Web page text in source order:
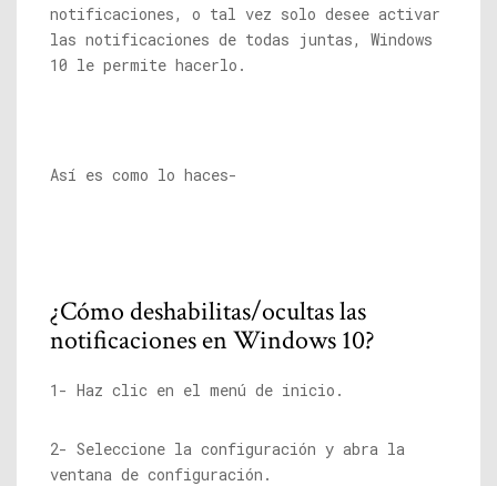
notificaciones, o tal vez solo desee activar
las notificaciones de todas juntas, Windows
10 le permite hacerlo.
Así es como lo haces-
¿Cómo deshabilitas/ocultas las
notificaciones en Windows 10?
1- Haz clic en el menú de inicio.
2- Seleccione la configuración y abra la
ventana de configuración.